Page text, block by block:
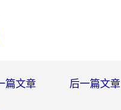
篇文章 后一篇文章